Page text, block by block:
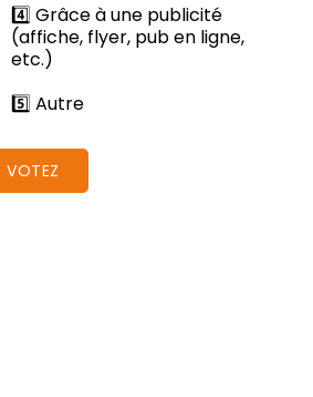
4️⃣ Grâce à une publicité
(affiche, flyer, pub en ligne,
etc.)
5️⃣ Autre
VOTEZ